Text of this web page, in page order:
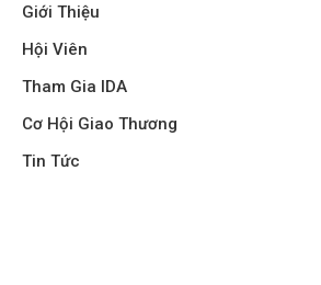
Giới Thiệu
Hội Viên
Tham Gia IDA
Cơ Hội Giao Thương
Tin Tức